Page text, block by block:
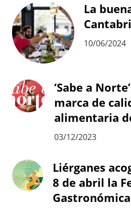
La
10/06/2024
‘Sabe a
marca de
alimentaria
03/12/2023
Liérganes
8 de abril la